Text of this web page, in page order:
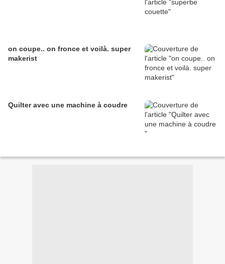
on coupe.. on fronce et voilà. super
makerist
Quilter avec une machine à coudre